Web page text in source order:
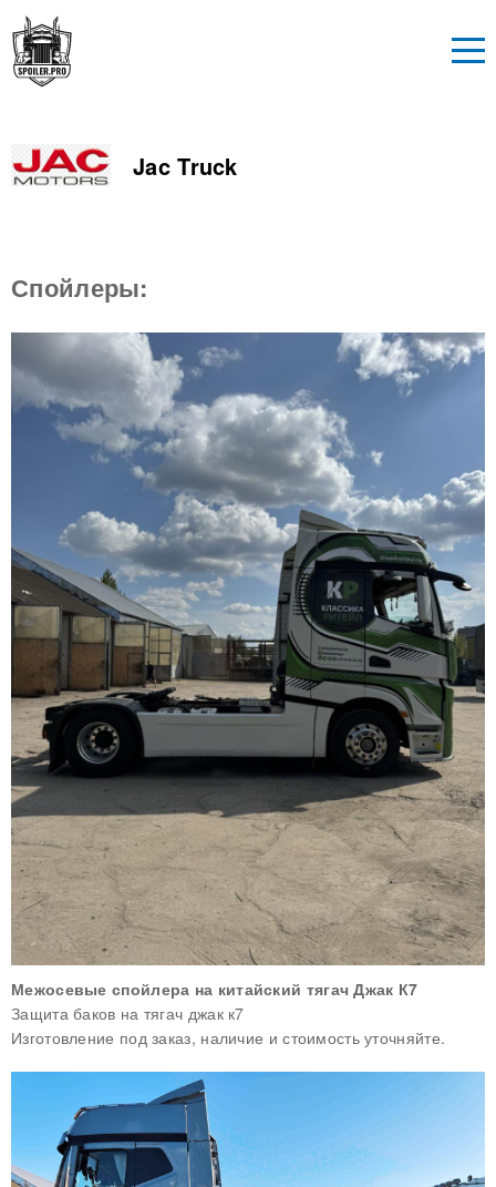
Jac Truck
Спойлеры:
Межосевые спойлера на китайский тягач Джак К7
Защита баков на тягач джак к7
Изготовление под заказ, наличие и стоимость уточняйте.